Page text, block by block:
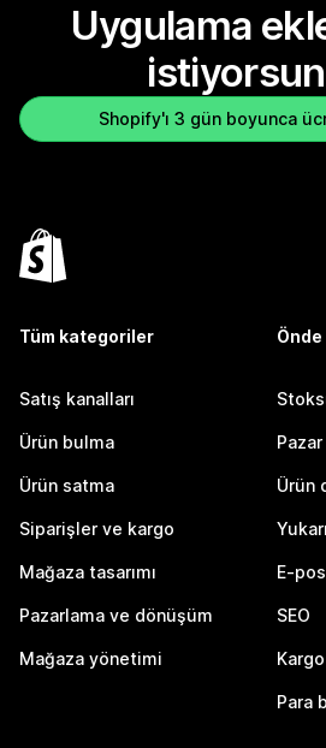
Uygulama
Shopify'ı 3 gün boyunca
Tüm kategoriler
Satış kanalları
Ürün bulma
Ürün satma
Siparişler ve kargo
Mağaza tasarımı
Pazarlama ve dönüşüm
Mağaza yönetimi
Ürün
E-
SEO
Kargo
Para